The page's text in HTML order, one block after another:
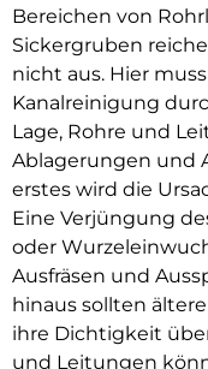
Bereichen von
Sickergruben
nicht aus. Hier
Kanalreinigung
Lage, Rohre und
Ablagerungen und
erstes wird die
Eine Verjüngung
oder
Ausfräsen und
hinaus sollten
ihre Dichtigkeit
und Leitungen